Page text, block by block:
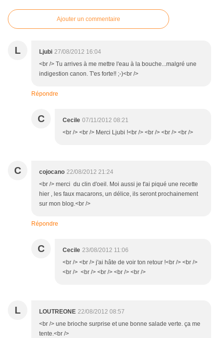
Ajouter un commentaire
L Ljubi 27/08/2012 16:04
<br /> Tu arrives à me mettre l'eau à la bouche...malgré une
indigestion canon. T'es forte!! ;-)<br />
Répondre
C Cecile 07/11/2012 08:21
<br /> <br /> Merci Ljubi !<br /> <br /> <br /> <br />
C cojocano 22/08/2012 21:24
<br /> merci du clin d'oeil. Moi aussi je t'ai piqué une recette
hier , les faux macarons, un délice, ils seront prochainement
sur mon blog.<br />
Répondre
C Cecile 23/08/2012 11:06
<br /> <br /> j'ai hâte de voir ton retour !<br /> <br />
<br /> <br /> <br /> <br /> <br />
L LOUTREONE 22/08/2012 08:57
<br /> une brioche surprise et une bonne salade verte. ça me
tente.<br />